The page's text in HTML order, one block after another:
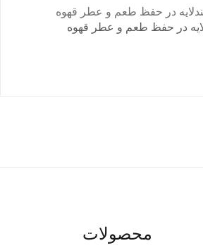
در حفظ طعم و عطر قهوه
محصولات